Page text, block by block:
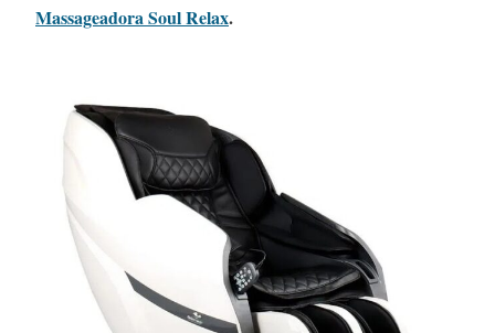
Massageadora Soul Relax.